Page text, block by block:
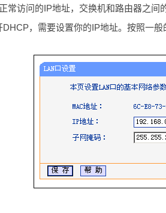
常访问的IP地址，交换机和路由器之间
DHCP，需要设置你的IP地址。按照一